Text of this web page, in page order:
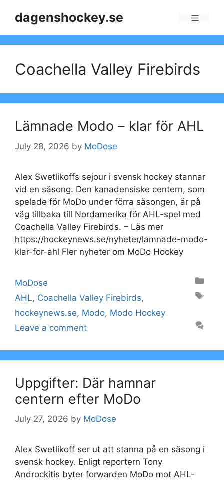
dagenshockey.se
Coachella Valley Firebirds
Lämnade Modo – klar för AHL
July 28, 2026 by MoDose
Alex Swetlikoffs sejour i svensk hockey stannar
vid en säsong. Den kanadensiske centern, som
spelade för MoDo under förra säsongen, är på
väg tillbaka till Nordamerika för AHL-spel med
Coachella Valley Firebirds. – Läs mer
https://hockeynews.se/nyheter/lamnade-modo-
klar-for-ahl Fler nyheter om MoDo Hockey
Categories
MoDose
Tags
AHL, Coachella Valley Firebirds,
hockeynews.se, Modo, Modo Hockey
Leave a comment
Uppgifter: Där hamnar
centern efter MoDo
July 27, 2026 by MoDose
Alex Swetlikoff ser ut att stanna på en säsong i
svensk hockey. Enligt reportern Tony
Androckitis byter forwarden MoDo mot AHL-